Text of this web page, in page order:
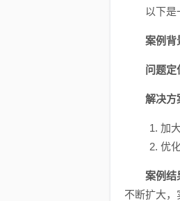
以下是一
案例背
问题定
解决方
加
优
案例结
不断扩大，